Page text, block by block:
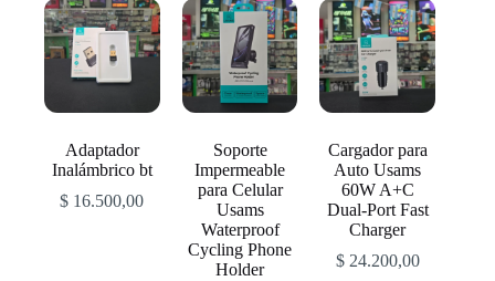
Las
opciones
se
pueden
elegir
en
página
de
producto
Adaptador
Inalámbrico bt
$ 16.500,00
Soporte
Impermeable
para Celular
Usams
Waterproof
Cycling Phone
Holder
Cargador para
Auto Usams
60W A+C
Dual-Port Fast
Charger
$24.200,00